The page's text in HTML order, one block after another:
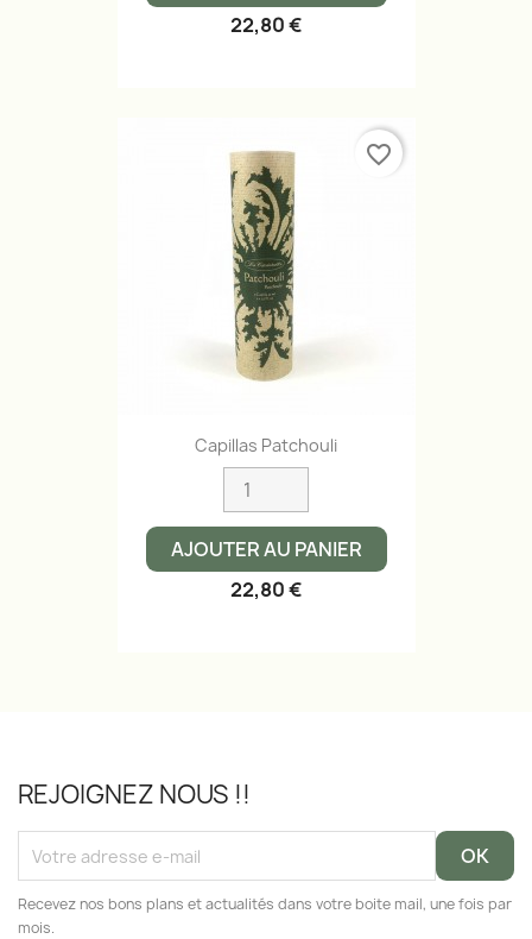
22,80 €
Capillas Patchouli
AJOUTER AU PANIER
22,80 €
favorite_border
REJOIGNEZ NOUS !!
Recevez nos bons plans et actualités dans votre boite mail, une fois par
mois.